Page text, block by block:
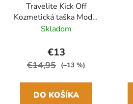
Travelite Kick Off
Kozmetická taška Modrá
5L
Skladom
€13
€14,95 (–13 %)
DO KOŠÍKA